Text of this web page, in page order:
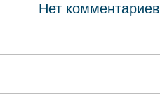
Нет комментариев